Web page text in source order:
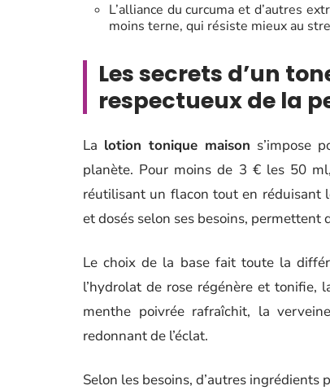
L’alliance du curcuma et d’autres
moins terne, qui résiste mieux au
Les secrets d’un
respectueux de la
La lotion tonique maison s’impose
planète. Pour moins de 3 € les 50
réutilisant un flacon tout en réduisant
et dosés selon ses besoins, permettent
Le choix de la base fait toute la
l’hydrolat de rose régénère et tonifie,
menthe poivrée rafraîchit, la
redonnant de l’éclat.
Selon les besoins, d’autres ingrédients